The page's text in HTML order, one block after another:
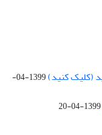
(کلیک کنید)
1399-04-
1399-04-20